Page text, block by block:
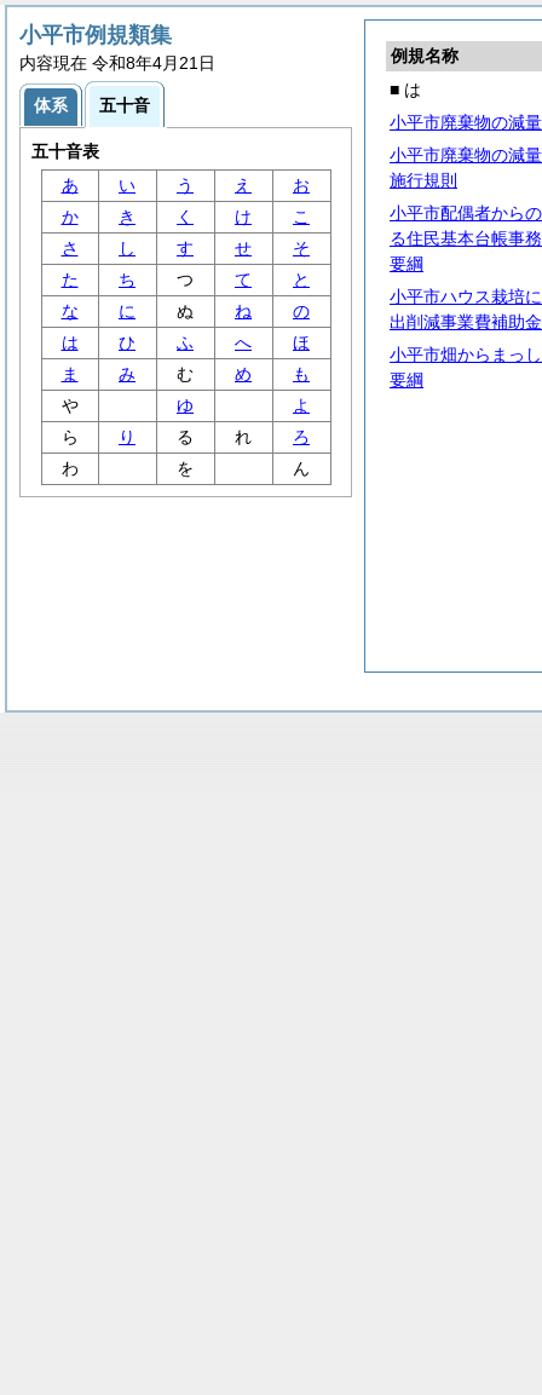
例規名称
■ は
小平市廃棄物の減
小平市廃棄物の減
施行規則
小平市配偶者から
る住民基本台帳事
要綱
小平市ハウス栽培
出削減事業費補助
小平市畑からまっ
要綱
小平市例規類集
内容現在 令和8年4月21日
体系 五十音
五十音表
あ
い う え
お
か
き く け
こ
さ
し す せ
そ
た
ち つ て
と
な
に ぬ ね
の
は
ひ ふ へ
ほ
ま
み む め
も
や
ゆ
よ
ら
り る れ
ろ
わ
を ん